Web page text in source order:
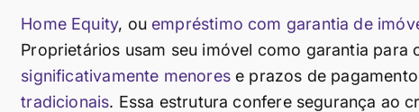
Home Equity, ou empréstimo com garantia de
Proprietários usam seu imóvel como garantia para
significativamente menorese prazos de
tradicionais. Essa estrutura confere segurança ao